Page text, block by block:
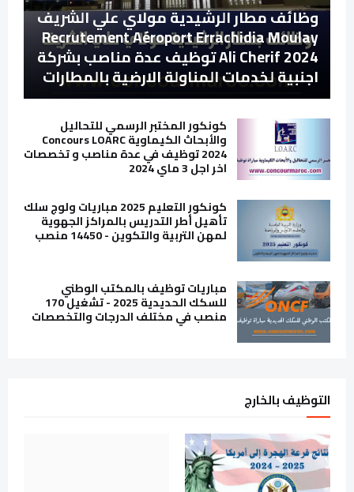
وظائف مطار الرشيدية مولاي علي الشريف
Recrutement Aéroport Errachidia Moulay
Ali Cherif 2024 توظيف عدة مناصب بشركة
اجنبية لخدمات المناولة الارضية بالمطارات
كونكور المختبر الرسمي للتحاليل
والأبحاث الكيماوية Concours LOARC
2024 توظيف في عدة مناصب و تخصصات
اخر اجل 3 ماي 2024
كونكور التعليم 2025 مباريات ولوج سلك
تأهيل أطر التدريس بالمراكز الجهوية
لمهن التربية والتكوين - 14450 منصب
مباريات توظيف بالمكتب الوطني
للسكك الحديدية 2025 - تشغيل 170
منصب في مختلف الدرجات والتخصصات
التوظيف بالخارج